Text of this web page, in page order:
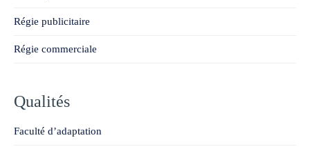
Régie publicitaire
Régie commerciale
Qualités
Faculté d’adaptation